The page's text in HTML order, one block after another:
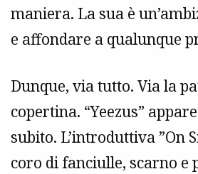
maniera. La sua è
e affondare a qualunque
Dunque, via tutto. Via la
copertina. “Yeezus”
subito. L’introduttiva ”On
coro di fanciulle, scarno e